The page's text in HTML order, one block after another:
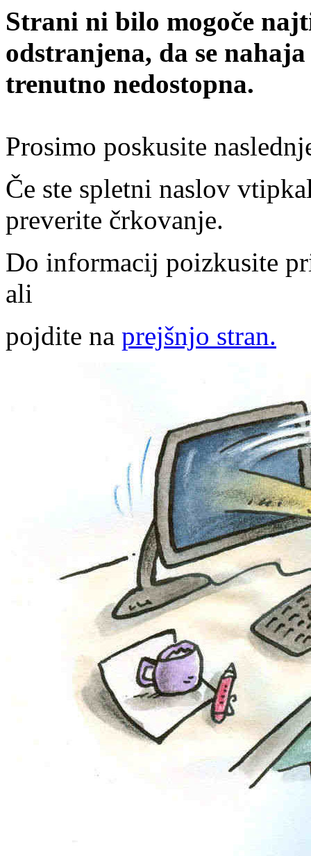
Strani ni bilo mogoče
odstranjena, da se
trenutno nedostopna.
Prosimo poskusite
Če ste spletni naslov
preverite črkovanje.
Do informacij poizkusite
ali
pojdite na prejšnjo stran.